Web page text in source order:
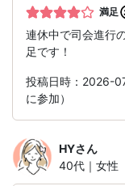
満足
連休中で司会進行
足です！
投稿日時：2026-
に参加）
HYさん
40代｜女性